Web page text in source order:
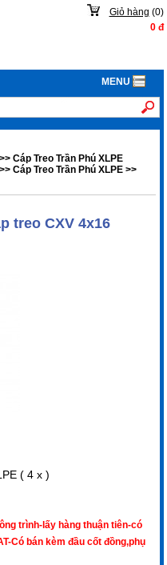
Giỏ hàng (0)
0đ
MENU
>>Cáp Treo Trần Phú XLPE
>>Cáp Treo Trần Phú XLPE >>
treo CXV 4x16
( 4 x )
trình-lấy hàng thuận tiên-có
Có bán kèm đầu cốt đồng,phụ